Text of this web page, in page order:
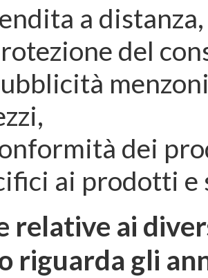
a distanza,
del
dei
ai prodotti e
relative ai
riguarda gli